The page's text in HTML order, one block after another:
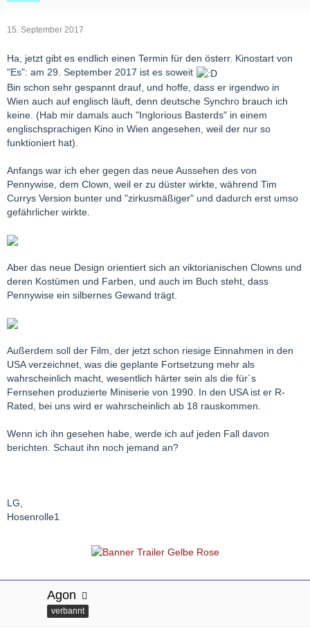
15. September 2017
Ha, jetzt gibt es endlich einen Termin für den österr. Kinostart von
"Es": am 29. September 2017 ist es soweit
Bin schon sehr gespannt drauf, und hoffe, dass er irgendwo in
Wien auch auf englisch läuft, denn deutsche Synchro brauch ich
keine. (Hab mir damals auch "Inglorious Basterds" in einem
englischsprachigen Kino in Wien angesehen, weil der nur so
funktioniert hat).
Anfangs war ich eher gegen das neue Aussehen des von
Pennywise, dem Clown, weil er zu düster wirkte, während Tim
Currys Version bunter und "zirkusmäßiger" und dadurch erst umso
gefährlicher wirkte.
Aber das neue Design orientiert sich an viktorianischen Clowns und
deren Kostümen und Farben, und auch im Buch steht, dass
Pennywise ein silbernes Gewand trägt.
Außerdem soll der Film, der jetzt schon riesige Einnahmen in den
USA verzeichnet, was die geplante Fortsetzung mehr als
wahrscheinlich macht, wesentlich härter sein als die für´s
Fernsehen produzierte Miniserie von 1990. In den USA ist er R-
Rated, bei uns wird er wahrscheinlich ab 18 rauskommen.
Wenn ich ihn gesehen habe, werde ich auf jeden Fall davon
berichten. Schaut ihn noch jemand an?
LG,
Hosenrolle1
Agon
verbannt